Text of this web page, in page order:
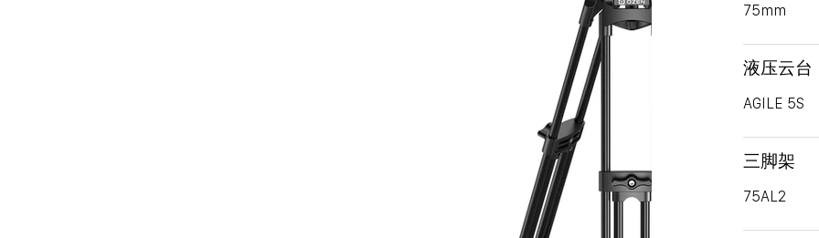
75mm
液压云台
AGILE 5S
三脚架
75AL2